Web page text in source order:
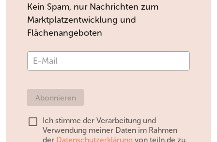
Kein Spam, nur Nachrichten zum
Marktplatzentwicklung und
Flächenangeboten
Abonnieren
Ich stimme der Verarbeitung und
Verwendung meiner Daten im Rahmen
der Datenschutzerklärung von teiln.de zu.